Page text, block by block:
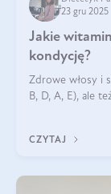
23 gru 2025
Jakie
kondycję?
Zdrowe włosy i
B, D, A, E), ale
CZYTAJ